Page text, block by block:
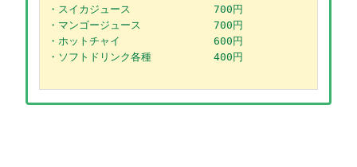
・スイカジュース　　　　　　　　700円
・マンゴージュース　　　　　　　700円
・ホットチャイ　　　　　　　　　600円
・ソフトドリンク各種　　　　　　400円